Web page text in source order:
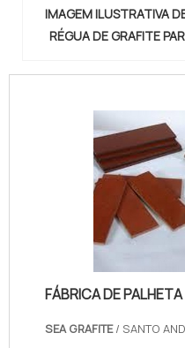
IMAGEM ILUSTRATIVA
RÉGUA DE GRAFITE
FÁBRICA DE
SEA GRAFITE/ SANTO